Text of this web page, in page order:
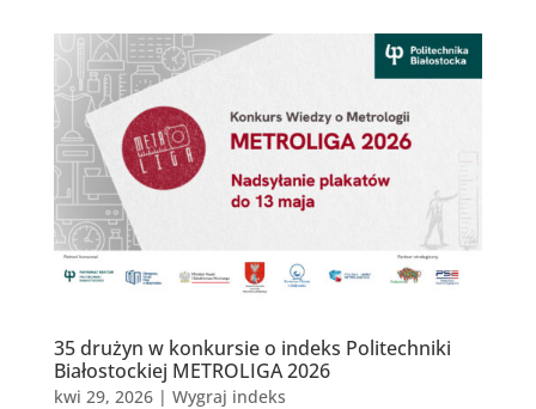
35 drużyn w konkursie o indeks Politechniki
Białostockiej METROLIGA 2026
kwi 29, 2026| Wygraj indeks